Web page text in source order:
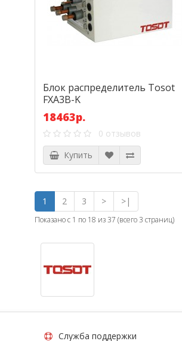
Блок распределитель Tosot
FXA3B-K
18463р.
0 отзывов
Купить
1 2 3 > >|
Показано с 1 по 18 из 37 (всего 3 страниц)
Служба поддержки